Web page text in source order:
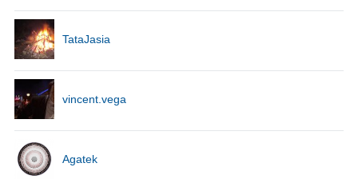
TataJasia
vincent.vega
Agatek